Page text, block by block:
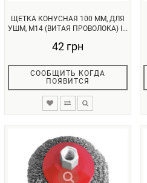
ЩЕТКА КОНУСНАЯ 100 ММ, ДЛЯ
УШМ, М14 (ВИТАЯ ПРОВОЛОКА) I...
42 грн
СООБЩИТЬ КОГДА
ПОЯВИТСЯ